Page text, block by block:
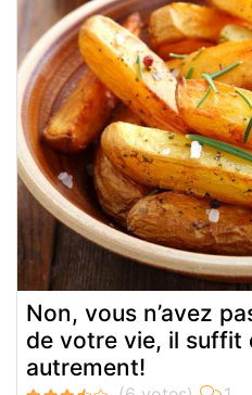
Non, vous n’avez
de votre vie, il suffit
autrement!